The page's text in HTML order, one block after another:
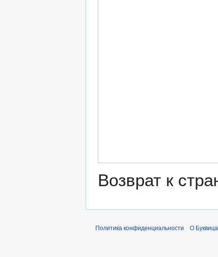
Возврат к
Политика конфиденциальности О Буквица